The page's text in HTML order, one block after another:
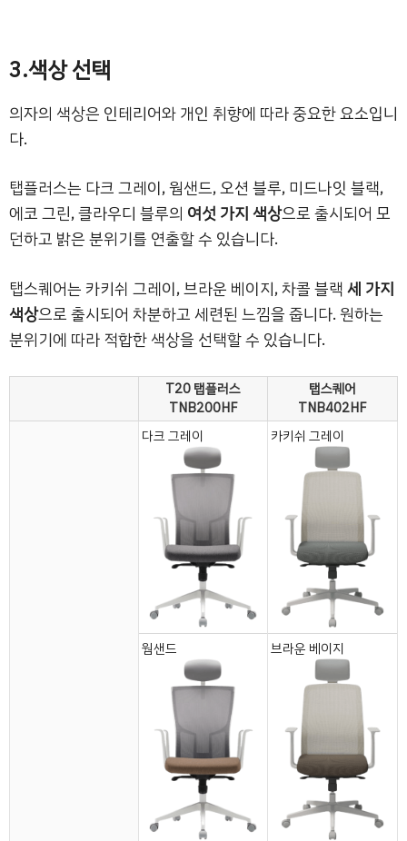
3.색상 선택
의자의 색상은 인테리어와 개인 취향에 따라 중요한 요소입니
다.
탭플러스는 다크 그레이, 웜샌드, 오션 블루, 미드나잇 블랙,
에코 그린, 클라우디 블루의 여섯 가지 색상으로 출시되어 모
던하고 밝은 분위기를 연출할 수 있습니다.
탭스퀘어는 카키쉬 그레이, 브라운 베이지, 차콜 블랙세 가지
색상으로 출시되어 차분하고 세련된 느낌을 줍니다. 원하는
분위기에 따라 적합한 색상을 선택할 수 있습니다.
T20 탭플러스
TNB200HF
탭스퀘어
TNB402HF
다크 그레이 카키쉬 그레이
웜샌드 브라운 베이지